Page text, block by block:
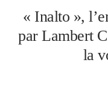
« Inalto »,
par Lambert
la